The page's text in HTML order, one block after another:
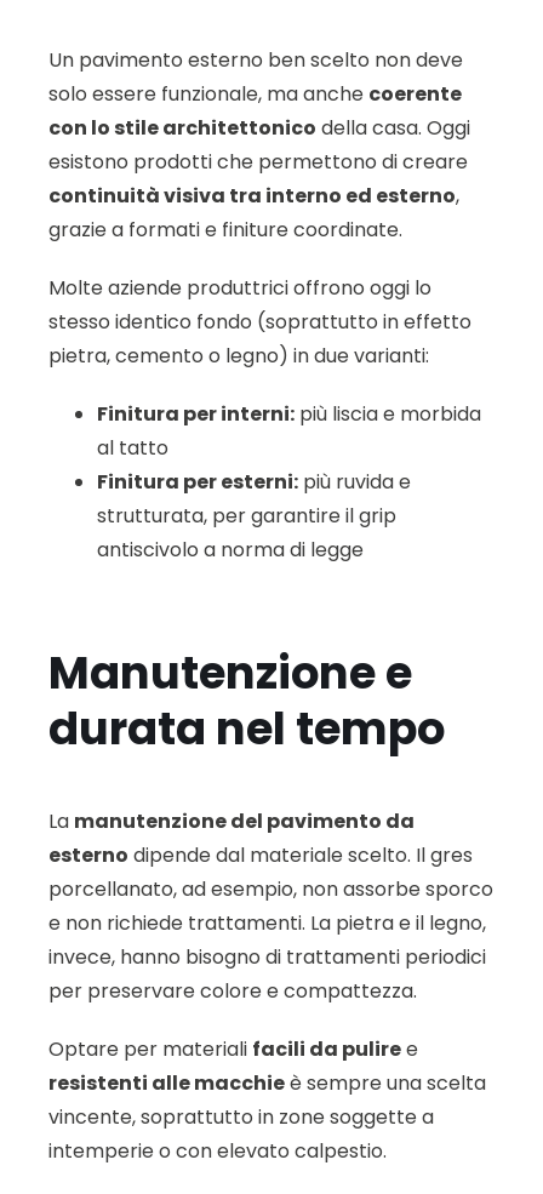
Un pavimento esterno ben scelto non deve
solo essere funzionale, ma anche coerente
con lo stile architettonico della casa. Oggi
esistono prodotti che permettono di creare
continuità visiva tra interno ed esterno,
grazie a formati e finiture coordinate.
Molte aziende produttrici offrono oggi lo
stesso identico fondo (soprattutto in effetto
pietra, cemento o legno) in due varianti:
Finitura per interni: più liscia e morbida
al tatto
Finitura per esterni: più ruvida e
strutturata, per garantire il grip
antiscivolo a norma di legge
Manutenzione e
durata nel tempo
La manutenzione del pavimento da
esterno dipende dal materiale scelto. Il gres
porcellanato, ad esempio, non assorbe sporco
e non richiede trattamenti. La pietra e il legno,
invece, hanno bisogno di trattamenti periodici
per preservare colore e compattezza.
Optare per materiali facili da puliree
resistenti alle macchieè sempre una scelta
vincente, soprattutto in zone soggette a
intemperie o con elevato calpestio.